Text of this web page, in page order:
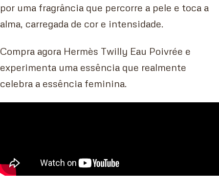
por uma fragrância que percorre a pele e toca a
alma, carregada de cor e intensidade.
Compra agora Hermès Twilly Eau Poivrée e
experimenta uma essência que realmente
celebra a essência feminina.